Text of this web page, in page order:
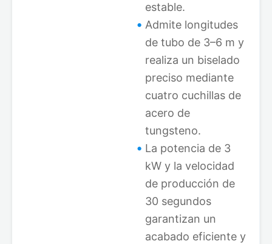
estable.
Admite longitudes
de tubo de 3–6 m y
realiza un biselado
preciso mediante
cuatro cuchillas de
acero de
tungsteno.
La potencia de 3
kW y la velocidad
de producción de
30 segundos
garantizan un
acabado eficiente y